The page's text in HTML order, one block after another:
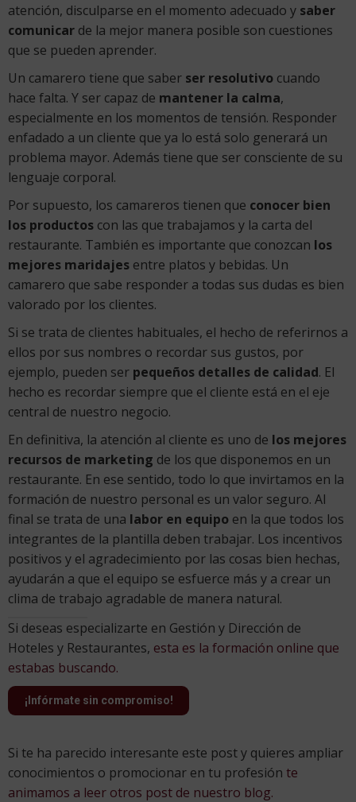
atención, disculparse en el momento adecuado y saber
comunicar de la mejor manera posible son cuestiones
que se pueden aprender.
Un camarero tiene que saber ser resolutivo cuando
hace falta. Y ser capaz de mantener la calma,
especialmente en los momentos de tensión. Responder
enfadado a un cliente que ya lo está solo generará un
problema mayor. Además tiene que ser consciente de su
lenguaje corporal.
Por supuesto, los camareros tienen que conocer bien
los productos con las que trabajamos y la carta del
restaurante. También es importante que conozcan los
mejores maridajes entre platos y bebidas. Un
camarero que sabe responder a todas sus dudas es bien
valorado por los clientes.
Si se trata de clientes habituales, el hecho de referirnos a
ellos por sus nombres o recordar sus gustos, por
ejemplo, pueden ser pequeños detalles de calidad. El
hecho es recordar siempre que el cliente está en el eje
central de nuestro negocio.
En definitiva, la atención al cliente es uno de los mejores
recursos de marketing de los que disponemos en un
restaurante. En ese sentido, todo lo que invirtamos en la
formación de nuestro personal es un valor seguro. Al
final se trata de una labor en equipo en la que todos los
integrantes de la plantilla deben trabajar. Los incentivos
positivos y el agradecimiento por las cosas bien hechas,
ayudarán a que el equipo se esfuerce más y a crear un
clima de trabajo agradable de manera natural.
Si deseas especializarte en Gestión y Dirección de
Hoteles y Restaurantes, esta es la formación online que
estabas buscando.
¡Infórmate sin compromiso!
Si te ha parecido interesante este post y quieres ampliar
conocimientos o promocionar en tu profesión te
animamos a leer otros post de nuestro blog.